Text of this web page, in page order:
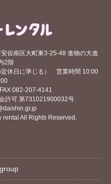
佐南区大町東3-25-48 進物の大進
2階
定休日に準じる） 営業時間 10:00
207-4141
許可 第731021900032号
All Rights Reserved.